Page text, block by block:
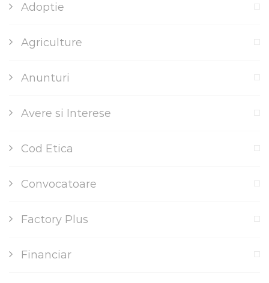
Adoptie
Agriculture
Anunturi
Avere si Interese
Cod Etica
Convocatoare
Factory Plus
Financiar